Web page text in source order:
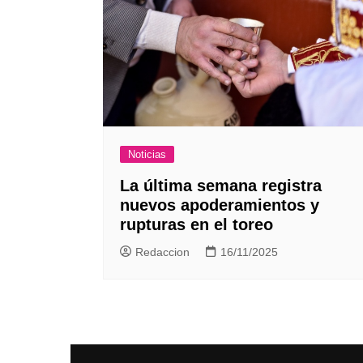
Noticias
La última semana registra
nuevos apoderamientos y
rupturas en el toreo
Redaccion 16/11/2025